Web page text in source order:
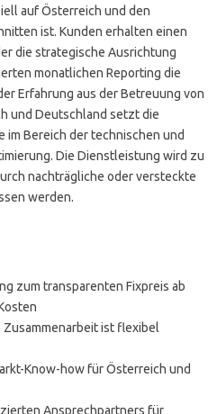
auf Österreich und den
ist. Kunden erhalten einen
die strategische Ausrichtung
monatlichen Reporting die
Erfahrung aus der Betreuung von
und Deutschland setzt die
im Bereich der technischen und
Die Dienstleistung wird zu
nachträgliche oder versteckte
werden.
zum transparenten Fixpreis ab
ist flexibel
Know-how für Österreich und
Ansprechpartners für